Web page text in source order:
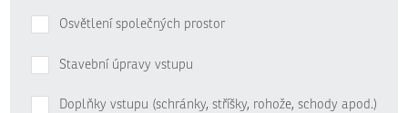
Osvětlení společných prostor
Stavební úpravy vstupu
Doplňky vstupu (schránky, stříšky, rohože, schody apod.)